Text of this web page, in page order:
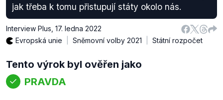
jak třeba k tomu přistupují státy okolo nás.
Interview Plus 17. ledna 2022
Evropská unie
Sněmovní volby 2021 Státní rozpočet
Tento výrok byl ověřen jako
PRAVDA